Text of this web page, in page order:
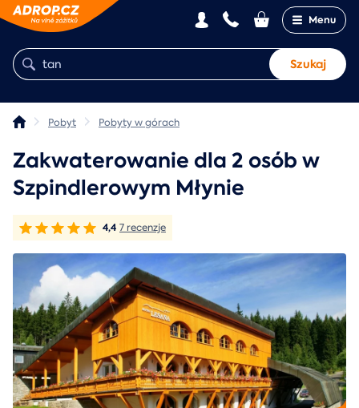
Menu
Szukaj
Pobyt Pobyty w górach
Zakwaterowanie dla 2 osób w
Szpindlerowym Młynie
4,4 7 recenzje